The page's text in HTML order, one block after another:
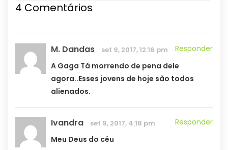
4 Comentários
M. Dandas set 9, 2017, 12:16 pm
Responder
A Gaga Tá morrendo de pena dele
agora..Esses jovens de hoje são todos
alienados.
Ivandra set 9, 2017, 4:18 pm
Responder
Meu Deus do céu